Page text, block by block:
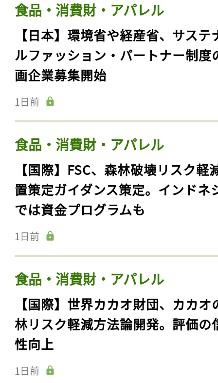
加。合計187社に
1日前
食品・消費財・アパレル
【日本】環境省や経産省、サステ
ルファッション・パートナー制度
画企業募集開始
1日前
食品・消費財・アパレル
【国際】FSC、森林破壊リスク軽
置策定ガイダンス策定。インドネ
では資金プログラムも
1日前
食品・消費財・アパレル
【国際】世界カカオ財団、カカオ